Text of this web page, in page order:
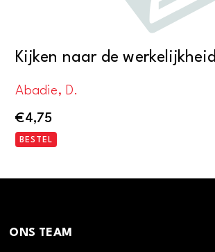
Kijken naar de werkelijkheid
Abadie, D.
€4,75
BESTEL
ONS TEAM